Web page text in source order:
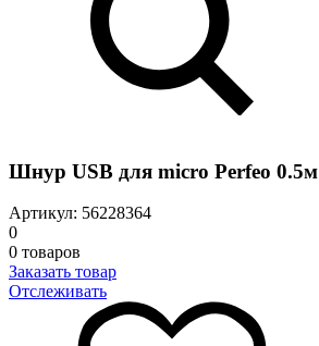
Шнур USB для micro Perfeo 0.5м
Артикул: 56228364
0
0 товаров
Заказать товар
Отслеживать